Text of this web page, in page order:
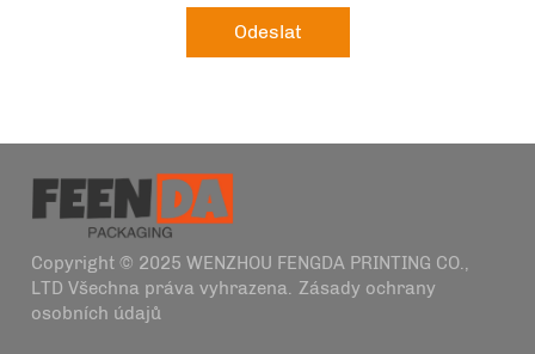
Odeslat
Copyright © 2025 WENZHOU FENGDA PRINTING CO.,
LTD Všechna práva vyhrazena. Zásady ochrany
osobních údajů